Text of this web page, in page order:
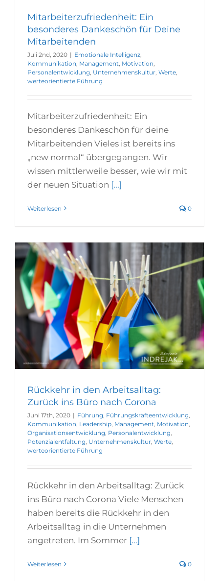
Mitarbeiterzufriedenheit: Ein
besonderes Dankeschön für Deine
Mitarbeitenden
Juli 2nd, 2020 | Emotionale Intelligenz
Kommunikation Management Motivation
Personalentwicklung Unternehmenskultur Werte
werteorientierte Führung
Mitarbeiterzufriedenheit: Ein
besonderes Dankeschön für deine
Mitarbeitenden Vieles ist bereits ins
„new normal“ übergegangen. Wir
wissen mittlerweile besser, wie wir mit
der neuen Situation [...]
Weiterlesen 0
Rückkehr in den Arbeitsalltag:
Zurück ins Büro nach Corona
Juni 17th, 2020 | Führung Führungskräfteentwicklung
Kommunikation Leadership Management Motivation
Organisationsentwicklung Personalentwicklung
Potenzialentfaltung Unternehmenskultur Werte
werteorientierte Führung
Rückkehr in den Arbeitsalltag: Zurück
ins Büro nach Corona Viele Menschen
haben bereits die Rückkehr in den
Arbeitsalltag in die Unternehmen
angetreten. Im Sommer [...]
Weiterlesen 0